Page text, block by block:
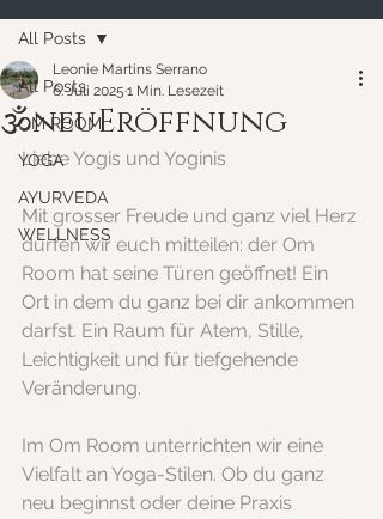
All Posts
OM ROOM
YOGA
AYURVEDA
WELLNESS
All Posts
🕉️neuEröffnung
Leonie Martins Serrano
6. Juli 2025 1 Min. Lesezeit
Liebe Yogis und Yoginis
Mit grosser Freude und ganz viel Herz
dürfen wir euch mitteilen: der Om
Room hat seine Türen geöffnet! Ein
Ort in dem du ganz bei dir ankommen
darfst. Ein Raum für Atem, Stille,
Leichtigkeit und für tiefgehende
Veränderung.
Im Om Room unterrichten wir eine
Vielfalt an Yoga-Stilen. Ob du ganz
neu beginnst oder deine Praxis